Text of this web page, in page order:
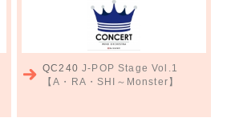
QC240J-POP Stage Vol.1
【A・RA・SHI～Monster】